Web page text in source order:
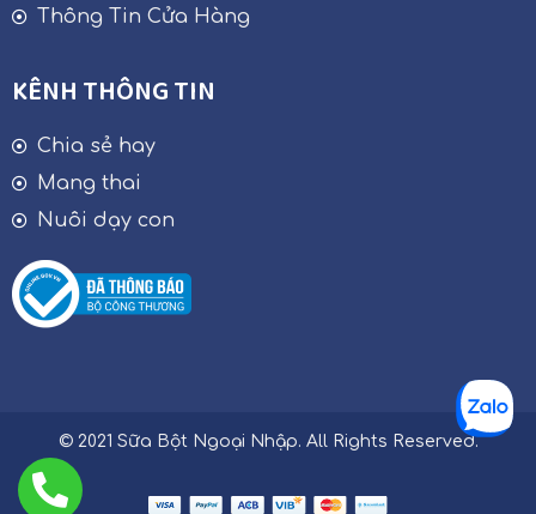
Thông Tin Cửa Hàng
KÊNH THÔNG TIN
Chia sẻ hay
Mang thai
Nuôi dạy con
© 2021 Sữa Bột Ngoại Nhập. All Rights Reserved.